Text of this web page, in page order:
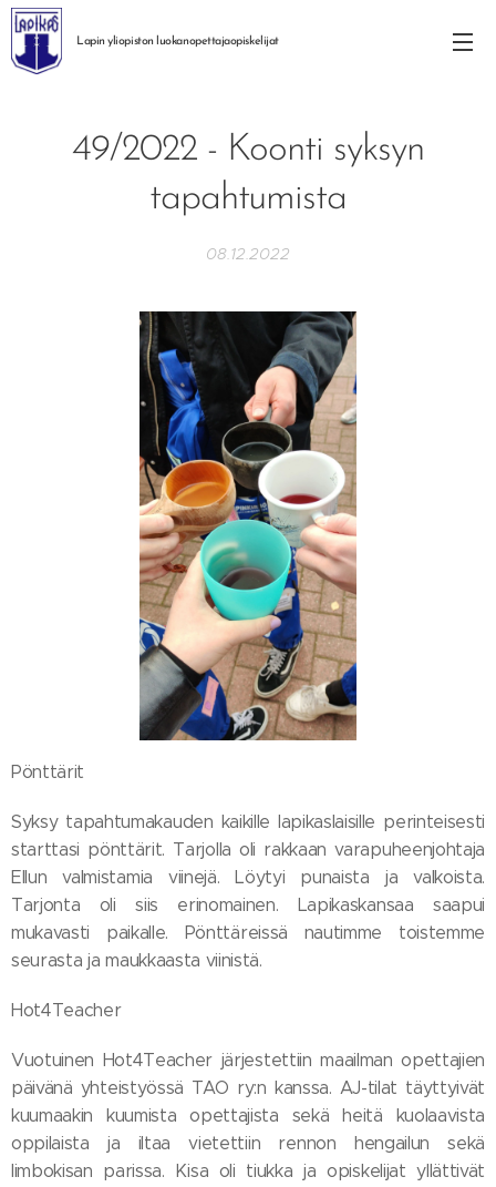
Lapin yliopiston luokanopettajaopiskelijat
49/2022 - Koonti syksyn
tapahtumista
08.12.2022
Pönttärit
Syksy tapahtumakauden kaikille lapikaslaisille perinteisesti
starttasi pönttärit. Tarjolla oli rakkaan varapuheenjohtaja
Ellun valmistamia viinejä. Löytyi punaista ja valkoista.
Tarjonta oli siis erinomainen. Lapikaskansaa saapui
mukavasti paikalle. Pönttäreissä nautimme toistemme
seurasta ja maukkaasta viinistä.
Hot4Teacher
Vuotuinen Hot4Teacher järjestettiin maailman opettajien
päivänä yhteistyössä TAO ry:n kanssa. AJ-tilat täyttyivät
kuumaakin kuumista opettajista sekä heitä kuolaavista
oppilaista ja iltaa vietettiin rennon hengailun sekä
limbokisan parissa. Kisa oli tiukka ja opiskelijat yllättivät